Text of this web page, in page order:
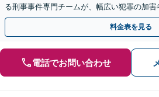
る刑事事件専門チームが、幅広い犯罪の加害
料金表を見る
電話でお問い合わせ